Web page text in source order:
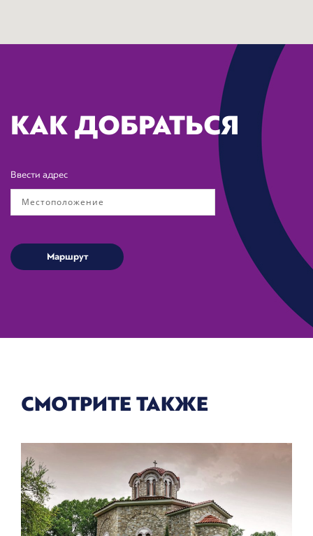
КАК ДОБРАТЬСЯ
Ввести адрес
СМОТРИТЕ ТАКЖЕ